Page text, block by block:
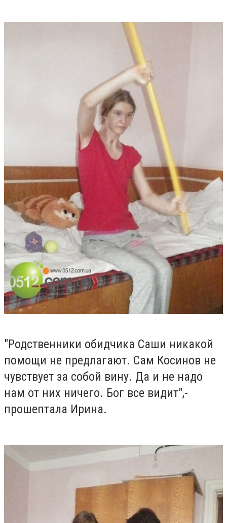
"Родственники обидчика Саши никакой
помощи не предлагают. Сам Косинов не
чувствует за собой вину. Да и не надо
нам от них ничего. Бог все видит",-
прошептала Ирина.